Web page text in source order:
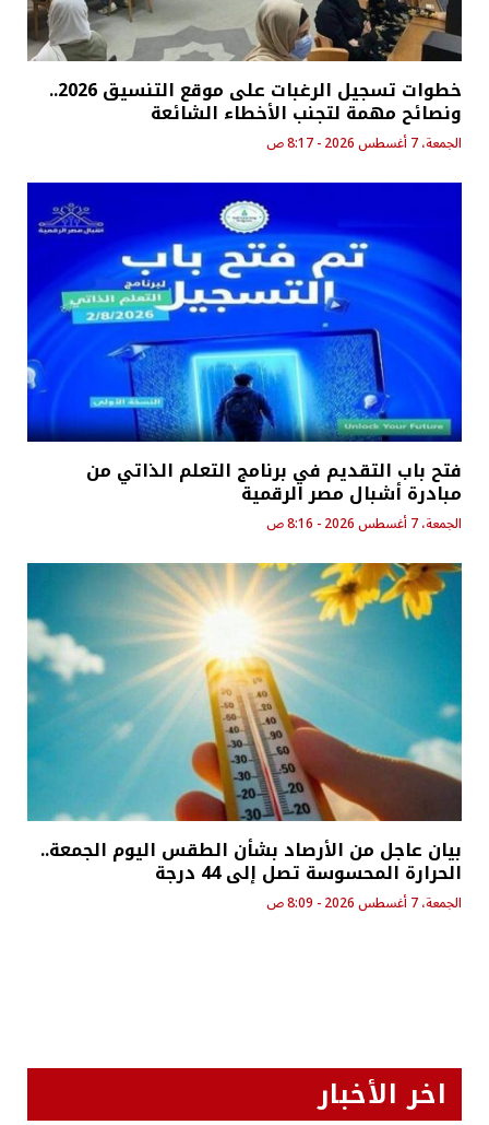
خطوات تسجيل الرغبات على موقع التنسيق 2026..
ونصائح مهمة لتجنب الأخطاء الشائعة
الجمعة، 7 أغسطس 2026 - 8:17 ص
فتح باب التقديم في برنامج التعلم الذاتي من
مبادرة أشبال مصر الرقمية
الجمعة، 7 أغسطس 2026 - 8:16 ص
بيان عاجل من الأرصاد بشأن الطقس اليوم الجمعة..
الحرارة المحسوسة تصل إلى 44 درجة
الجمعة، 7 أغسطس 2026 - 8:09 ص
اخر الأخبار